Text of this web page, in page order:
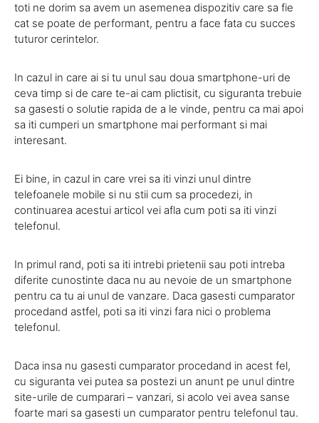
toti ne dorim sa avem un asemenea dispozitiv care sa fie
cat se poate de performant, pentru a face fata cu succes
tuturor cerintelor.
In cazul in care ai si tu unul sau doua smartphone-uri de
ceva timp si de care te-ai cam plictisit, cu siguranta trebuie
sa gasesti o solutie rapida de a le vinde, pentru ca mai apoi
sa iti cumperi un smartphone mai performant si mai
interesant.
Ei bine, in cazul in care vrei sa iti vinzi unul dintre
telefoanele mobile si nu stii cum sa procedezi, in
continuarea acestui articol vei afla cum poti sa iti vinzi
telefonul.
In primul rand, poti sa iti intrebi prietenii sau poti intreba
diferite cunostinte daca nu au nevoie de un smartphone
pentru ca tu ai unul de vanzare. Daca gasesti cumparator
procedand astfel, poti sa iti vinzi fara nici o problema
telefonul.
Daca insa nu gasesti cumparator procedand in acest fel,
cu siguranta vei putea sa postezi un anunt pe unul dintre
site-urile de cumparari – vanzari, si acolo vei avea sanse
foarte mari sa gasesti un cumparator pentru telefonul tau.